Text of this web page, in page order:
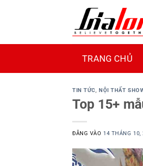
dung
TRANG CHỦ
TIN TỨC,NỘI THẤT
Top 15+
ĐĂNG VÀO 14 THÁNG 10,